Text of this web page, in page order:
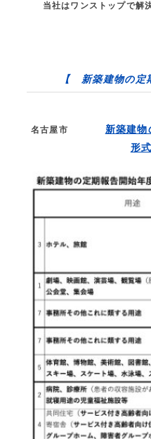
当社はワンストップで解
【 新築建物の定
名古屋市 新築建物
形